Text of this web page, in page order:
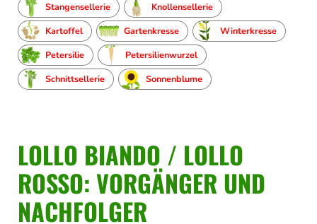
Stangensellerie
Knollensellerie
Kartoffel
Gartenkresse
Winterkresse
Petersilie
Petersilienwurzel
Schnittsellerie
Sonnenblume
LOLLO BIANDO / LOLLO
ROSSO: VORGÄNGER UND
NACHFOLGER